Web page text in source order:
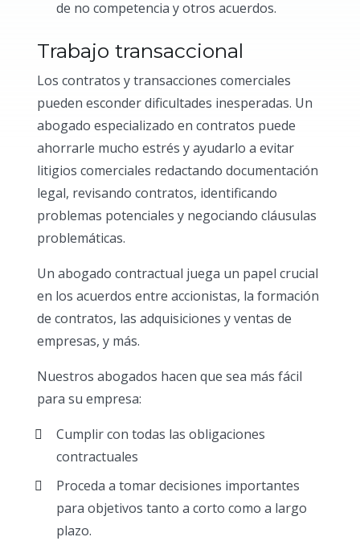
de no competencia y otros acuerdos.
Trabajo transaccional
Los contratos y transacciones comerciales
pueden esconder dificultades inesperadas. Un
abogado especializado en contratos puede
ahorrarle mucho estrés y ayudarlo a evitar
litigios comerciales redactando documentación
legal, revisando contratos, identificando
problemas potenciales y negociando cláusulas
problemáticas.
Un abogado contractual juega un papel crucial
en los acuerdos entre accionistas, la formación
de contratos, las adquisiciones y ventas de
empresas, y más.
Nuestros abogados hacen que sea más fácil
para su empresa:
Cumplir con todas las obligaciones
contractuales
Proceda a tomar decisiones importantes
para objetivos tanto a corto como a largo
plazo.